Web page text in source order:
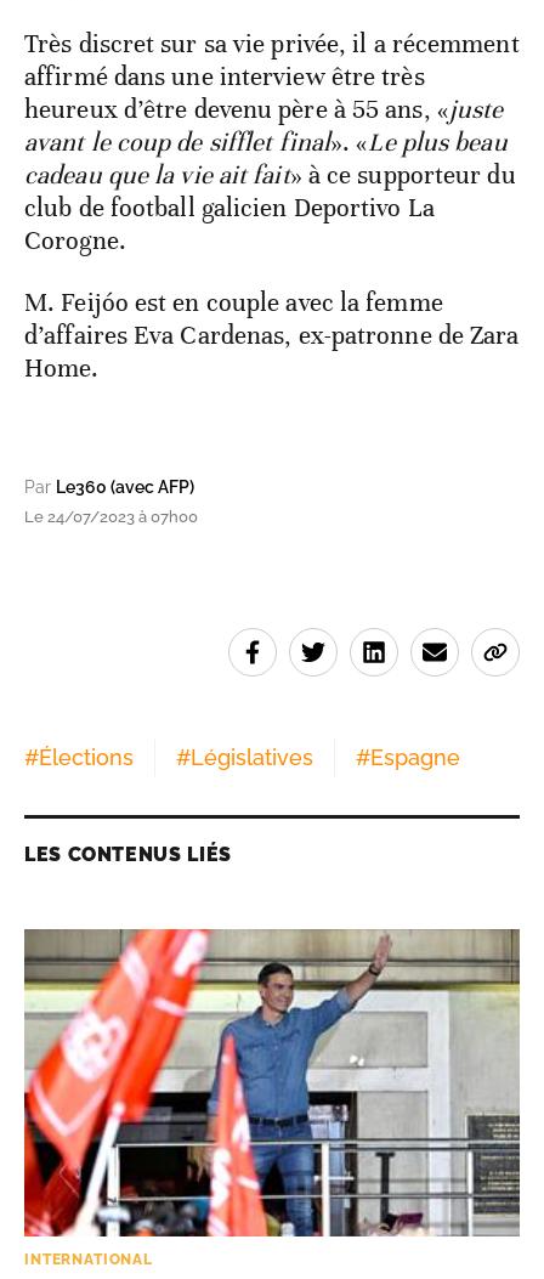
Très discret sur sa vie privée, il a récemment
affirmé dans une interview être très
heureux d’être devenu père à 55 ans, «juste
avant le coup de sifflet final». «Le plus beau
cadeau que la vie ait fait» à ce supporteur du
club de football galicien Deportivo La
Corogne.
M. Feijóo est en couple avec la femme
d’affaires Eva Cardenas, ex-patronne de Zara
Home.
Par Le360 (avec AFP)
Le 24/07/2023 à 07h00
#Élections #Législatives #Espagne
LES CONTENUS LIÉS
INTERNATIONAL